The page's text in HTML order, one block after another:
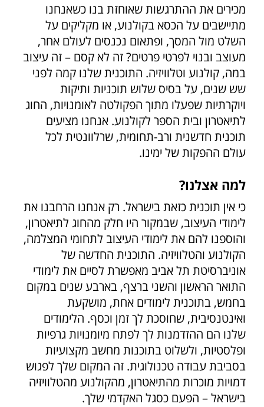
מכירים את ההתרגשות שאוחזת בנו כשאנחנו
מתיישבים על הכסא בקולנוע, או מקליקים על
השלט מול המסך, ופתאום נכנסים לעולם אחר,
מעוצב ובנוי לפרטי פרטים? זה לא קסם – זה עיצוב
במה, קולנוע וטלוויזיה. התוכנית שלנו קמה לפני
שש שנים, על בסיס שלוש תוכניות ותיקות
ויוקרתיות שפעלו מתוך הפקולטה לאומנויות, החוג
לתיאטרון ובית הספר לקולנוע. אנחנו מציעים
תוכנית חדשנית ורב-תחומית, שרלוונטית לכל
עולם ההפקות של ימינו.
למה אצלנו?
כי אין תוכנית כזאת בישראל. רק אנחנו הרחבנו את
לימודי העיצוב, שבמקור היו חלק מהחוג לתיאטרון,
והוספנו להם את לימודי העיצוב לתחומי המצלמה,
הקולנוע והטלוויזיה. התוכנית החדשה של
אוניברסיטת תל אביב מאפשרת לסיים את לימודי
התואר הראשון והשני ברצף, בארבע שנים במקום
בחמש, בתוכנית לימודים אחת, מושקעת
ואינטנסיבית, שחוסכת לך זמן וכסף. הלימודים
שלנו הם ההזדמנות לך לפתח מיומנויות גרפיות
ופלסטיות, ולשלוט בתוכנות מחשב מקצועיות
בסביבת עבודה טכנולוגית. זה המקום שלך לפגוש
דמויות מוכרות מהתיאטרון, מהקולנוע מהטלוויזיה
בישראל – הפעם כסגל האקדמי שלך.